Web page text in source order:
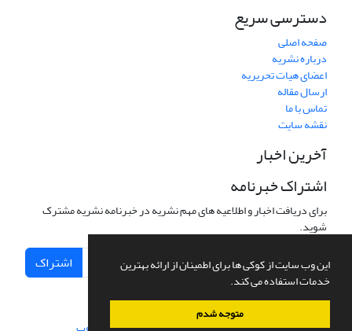
این وب سایت از کوکی ها برای اطمینان از ارائه بهترین
خدمات استفاده می کند.
متوجه شدم
دسترسی سریع
صفحه اصلی
درباره نشریه
اعضای هیات تحریریه
ارسال مقاله
تماس با ما
نقشه سایت
آخرین اخبار
اشتراک خبرنامه
برای دریافت اخبار و اطلاعیه های مهم نشریه در خبرنامه نشریه مشترک
شوید.
اشتراک